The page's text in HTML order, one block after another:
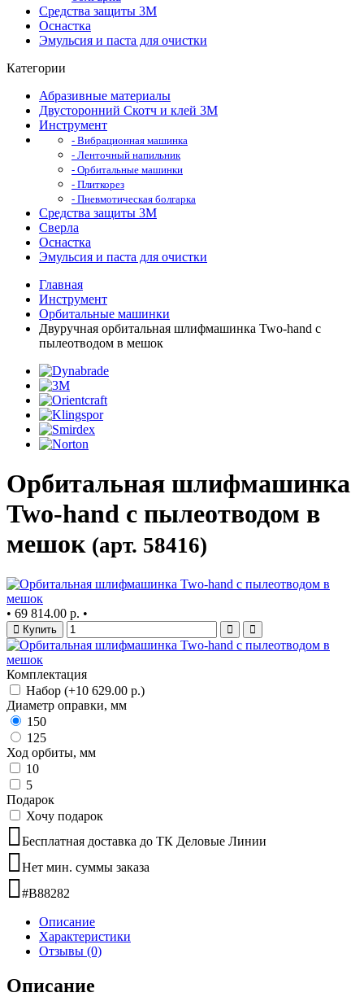
Средства защиты 3М
Оснастка
Эмульсия и паста для очистки
Категории
Абразивные материалы
Двусторонний Скотч и клей 3М
Инструмент
- Вибрационная машинка
- Ленточный напильник
- Орбитальные машинки
- Плиткорез
- Пневмотическая болгарка
Средства защиты 3М
Сверла
Оснастка
Эмульсия и паста для очистки
Главная
Инструмент
Орбитальные машинки
Двуручная орбитальная шлифмашинка Two-hand с
пылеотводом в мешок
Орбитальная шлифмашинка
Two-hand с пылеотводом в
мешок (арт. 58416)
• 69 814.00 р. •
Купить
Комплектация
Набор (+10 629.00 р.)
Диаметр оправки, мм
150
125
Ход орбиты, мм
10
5
Подарок
Хочу подарок
Бесплатная доставка до ТК Деловые Линии
Нет мин. суммы заказа
#B88282
Описание
Характеристики
Отзывы (0)
Описание